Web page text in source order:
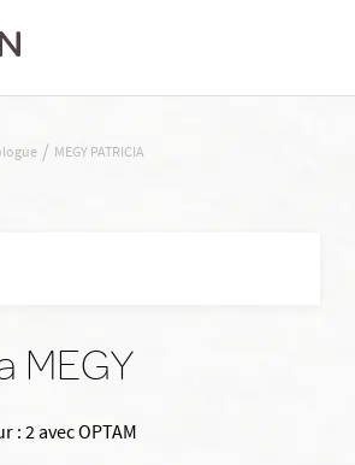
/ MEGY PATRICIA
MEGY
:2 avec OPTAM